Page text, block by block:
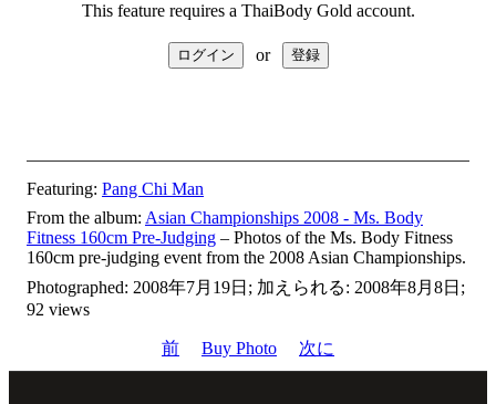
This feature requires a ThaiBody Gold account.
or
Featuring: Pang Chi Man
From the album: Asian Championships 2008 - Ms. Body
Fitness 160cm Pre-Judging – Photos of the Ms. Body Fitness
160cm pre-judging event from the 2008 Asian Championships.
Photographed: 2008年7月19日; 加えられる: 2008年8月8日;
92 views
前 Buy Photo 次に